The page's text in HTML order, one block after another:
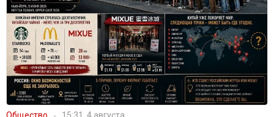
Общество 15:31, 4 августа